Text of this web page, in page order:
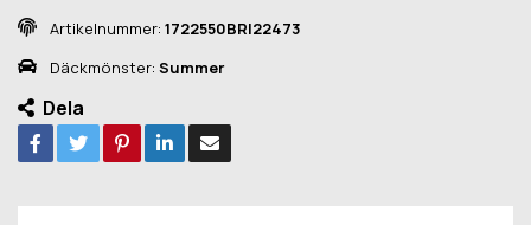
Artikelnummer: 1722550BRI22473
Däckmönster: Summer
Dela